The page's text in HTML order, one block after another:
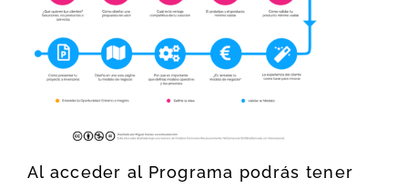
Al acceder al Programa podrás tener